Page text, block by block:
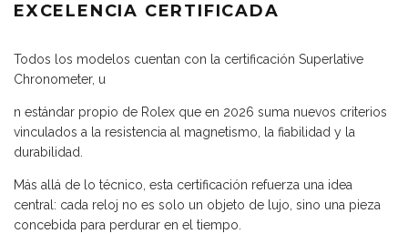
EXCELENCIA CERTIFICADA
Todos los modelos cuentan con la certificación Superlative
Chronometer, u
n estándar propio de Rolex que en 2026 suma nuevos criterios
vinculados a la resistencia al magnetismo, la fiabilidad y la
durabilidad.
Más allá de lo técnico, esta certificación refuerza una idea
central: cada reloj no es solo un objeto de lujo, sino una pieza
concebida para perdurar en el tiempo.